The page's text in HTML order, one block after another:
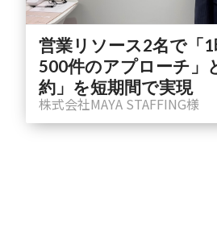
営業リソース2名で「1
500件のアプローチ」
約」を短期間で実現
株式会社MAYA STAFFING様